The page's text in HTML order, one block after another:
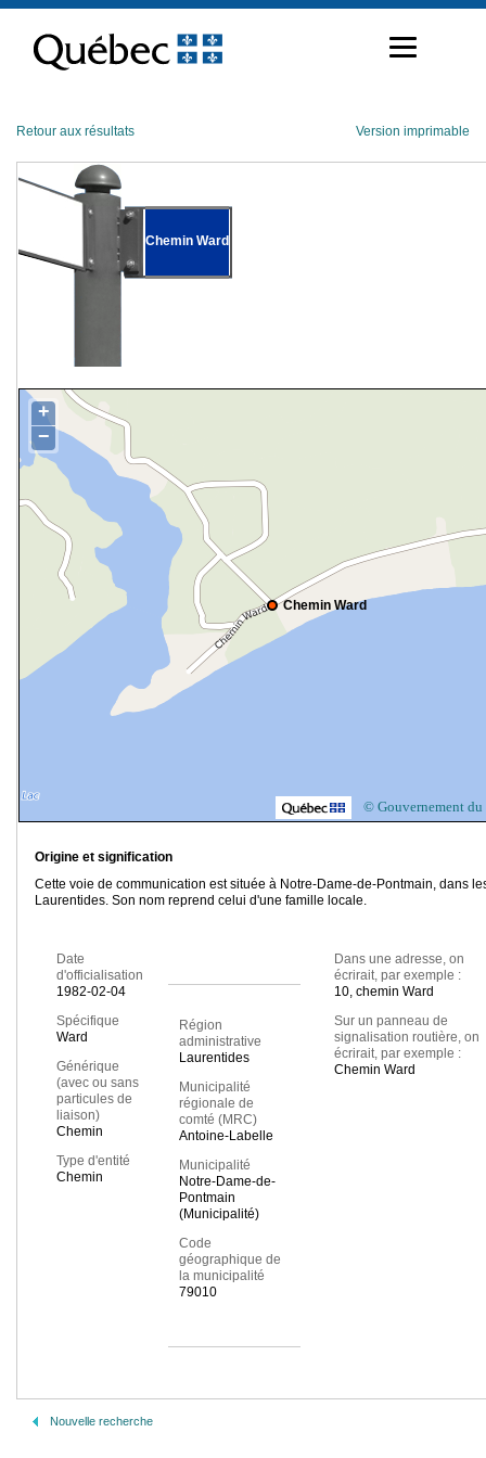
contenu
Retour aux résultats Version imprimable
Chemin Ward
Chemin Ward
+
−
© Gouvernement du
Origine et signification
Cette voie de communication est située à Notre-Dame-de-Pontmain, dans
Laurentides. Son nom reprend celui d'une famille locale.
Date
d'officialisation
1982-02-04
Spécifique
Ward
Générique
(avec ou sans
particules de
liaison)
Chemin
Type d'entité
Chemin
Région
administrative
Laurentides
Municipalité
régionale de
comté (MRC)
Antoine-Labelle
Municipalité
Notre-Dame-de-
Pontmain
(Municipalité)
Code
géographique de
la municipalité
79010
Dans une adresse, on
écrirait, par exemple :
10, chemin Ward
Sur un panneau de
signalisation routière, on
écrirait, par exemple :
Chemin Ward
Nouvelle recherche